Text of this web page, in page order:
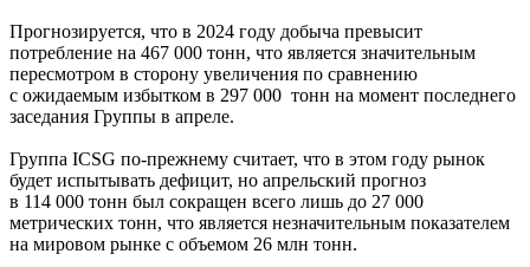
Прогнозируется, что в 2024 году добыча превысит
потребление на 467 000 тонн, что является значительным
пересмотром в сторону увеличения по сравнению
с ожидаемым избытком в 297 000 тонн на момент последнего
заседания Группы в апреле.
Группа ICSG по-прежнему считает, что в этом году рынок
будет испытывать дефицит, но апрельский прогноз
в 114 000 тонн был сокращен всего лишь до 27 000
метрических тонн, что является незначительным показателем
на мировом рынке с объемом 26 млн тонн.